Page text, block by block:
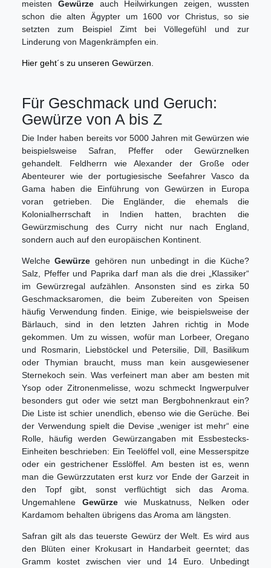
meisten Gewürze auch Heilwirkungen zeigen, wussten
schon die alten Ägypter um 1600 vor Christus, so sie
setzten zum Beispiel Zimt bei Völlegefühl und zur
Linderung von Magenkrämpfen ein.
Hier geht´s zu unseren Gewürzen.
Für Geschmack und Geruch:
Gewürze von A bis Z
Die Inder haben bereits vor 5000 Jahren mit Gewürzen wie
beispielsweise Safran, Pfeffer oder Gewürznelken
gehandelt. Feldherrn wie Alexander der Große oder
Abenteurer wie der portugiesische Seefahrer Vasco da
Gama haben die Einführung von Gewürzen in Europa
voran getrieben. Die Engländer, die ehemals die
Kolonialherrschaft in Indien hatten, brachten die
Gewürzmischung des Curry nicht nur nach England,
sondern auch auf den europäischen Kontinent.
WelcheGewürze gehören nun unbedingt in die Küche?
Salz, Pfeffer und Paprika darf man als die drei „Klassiker“
im Gewürzregal aufzählen. Ansonsten sind es zirka 50
Geschmacksaromen, die beim Zubereiten von Speisen
häufig Verwendung finden. Einige, wie beispielsweise der
Bärlauch, sind in den letzten Jahren richtig in Mode
gekommen. Um zu wissen, wofür man Lorbeer, Oregano
und Rosmarin, Liebstöckel und Petersilie, Dill, Basilikum
oder Thymian braucht, muss man kein ausgewiesener
Sternekoch sein. Was verfeinert man aber am besten mit
Ysop oder Zitronenmelisse, wozu schmeckt Ingwerpulver
besonders gut oder wie setzt man Bergbohnenkraut ein?
Die Liste ist schier unendlich, ebenso wie die Gerüche. Bei
der Verwendung spielt die Devise „weniger ist mehr“ eine
Rolle, häufig werden Gewürzangaben mit Essbestecks-
Einheiten beschrieben: Ein Teelöffel voll, eine Messerspitze
oder ein gestrichener Esslöffel. Am besten ist es, wenn
man die Gewürzzutaten erst kurz vor Ende der Garzeit in
den Topf gibt, sonst verflüchtigt sich das Aroma.
Ungemahlene Gewürze wie Muskatnuss, Nelken oder
Kardamom behalten übrigens das Aroma am längsten.
Safran gilt als das teuerste Gewürz der Welt. Es wird aus
den Blüten einer Krokusart in Handarbeit geerntet; das
Gramm kostet zwischen vier und 14 Euro. Unbedingt